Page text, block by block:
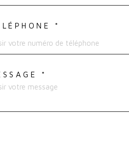
*
*